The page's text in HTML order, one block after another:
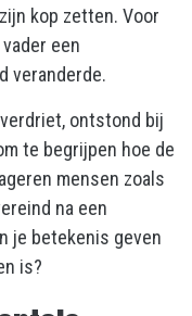
kop zetten. Voor
een
veranderde.
ontstond bij
te begrijpen hoe de
mensen zoals
na een
je betekenis geven
is?